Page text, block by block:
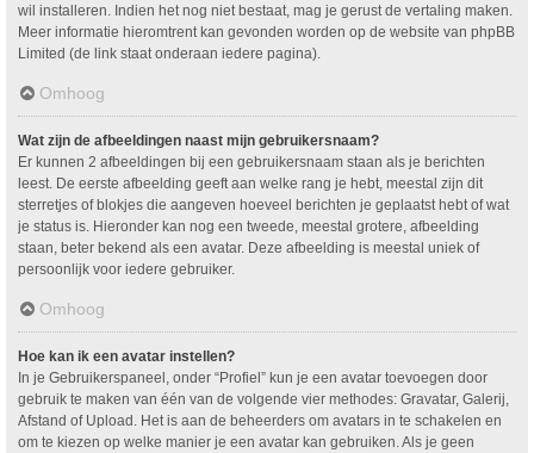
wil installeren. Indien het nog niet bestaat, mag je gerust de vertaling maken.
Meer informatie hieromtrent kan gevonden worden op de website van phpBB
Limited (de link staat onderaan iedere pagina).
Omhoog
Wat zijn de afbeeldingen naast mijn gebruikersnaam?
Er kunnen 2 afbeeldingen bij een gebruikersnaam staan als je berichten
leest. De eerste afbeelding geeft aan welke rang je hebt, meestal zijn dit
sterretjes of blokjes die aangeven hoeveel berichten je geplaatst hebt of wat
je status is. Hieronder kan nog een tweede, meestal grotere, afbeelding
staan, beter bekend als een avatar. Deze afbeelding is meestal uniek of
persoonlijk voor iedere gebruiker.
Omhoog
Hoe kan ik een avatar instellen?
In je Gebruikerspaneel, onder “Profiel” kun je een avatar toevoegen door
gebruik te maken van één van de volgende vier methodes: Gravatar, Galerij,
Afstand of Upload. Het is aan de beheerders om avatars in te schakelen en
om te kiezen op welke manier je een avatar kan gebruiken. Als je geen